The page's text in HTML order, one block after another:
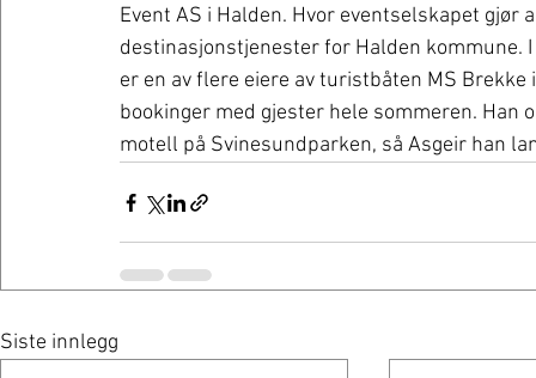
Event AS i Halden. Hvor eventselskapet
destinasjonstjenester for Halden kommune.
er en av flere eiere av turistbåten MS
bookinger med gjester hele sommeren. Han
motell på Svinesundparken, så Asgeir han
Siste innlegg